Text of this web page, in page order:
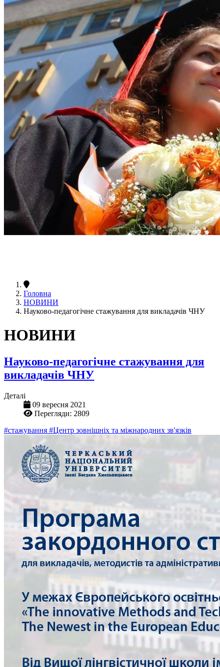
Головна
НОВИНИ
Науково-педагогічне стажування для викладачів ЧНУ
НОВИНИ
Науково-педагогічне стажування для
викладачів ЧНУ
Деталі
09 вересня 2021
Перегляди: 2809
#стажування #Центр зовнішніх та міжнародних зв'язків